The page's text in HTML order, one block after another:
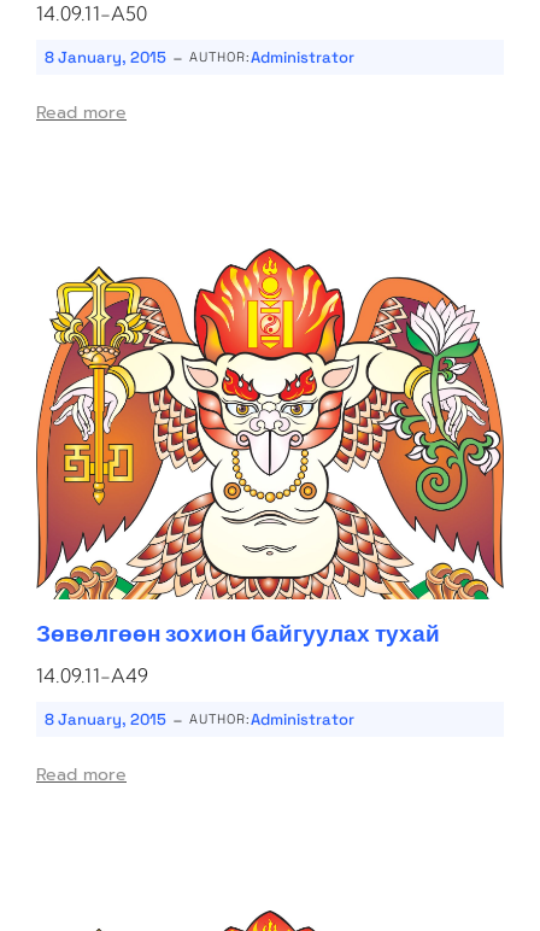
14.09.11-A50
8 January, 2015 - AUTHOR:Administrator
Read more
Зөвөлгөөн зохион байгуулах тухай
14.09.11-A49
8 January, 2015 - AUTHOR:Administrator
Read more